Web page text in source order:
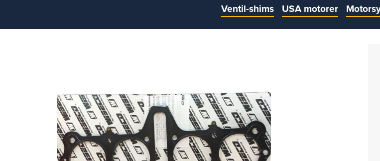
Ventil-shims
USA motorer